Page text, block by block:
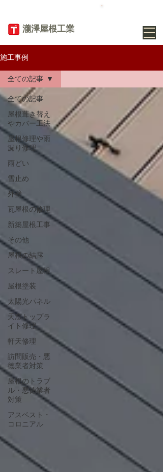
​瀧澤屋根工業
施工事例
全ての記事
屋根葺き替え
やカバー工法
屋根修理や雨
漏り修理
雨どい
雪止め
外壁
瓦屋根の修理
新築屋根工事
その他
屋根の結露
スレート屋根
屋根塗装
太陽光パネル
天窓トップラ
イト修理
軒天修理
訪問販売・悪
徳業者対策
屋根のトラブ
ル・悪徳業者
対策
アスベスト・
コロニアル
全ての記事